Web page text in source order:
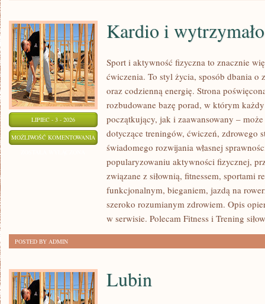
LIPIEC - 3 - 2026
MOŻLIWOŚĆ KOMENTOWANIA KARDIO
WYTRZYMAŁOŚĆ
Kardio i
Sport i aktywność fizyczna to znacznie
ćwiczenia. To styl życia, sposób dbania o
oraz codzienną energię. Strona
rozbudowane bazę porad, w którym
początkujący, jak i zaawansowany –
dotyczące treningów, ćwiczeń, zdrowego
świadomego rozwijania własnej
popularyzowaniu aktywności fizycznej,
związane z siłownią, fitnessem, sportami
funkcjonalnym, bieganiem, jazdą na
szeroko rozumianym zdrowiem. Opis
w serwisie. Polecam Fitness i Trening
POSTED BY ADMIN
Lubin